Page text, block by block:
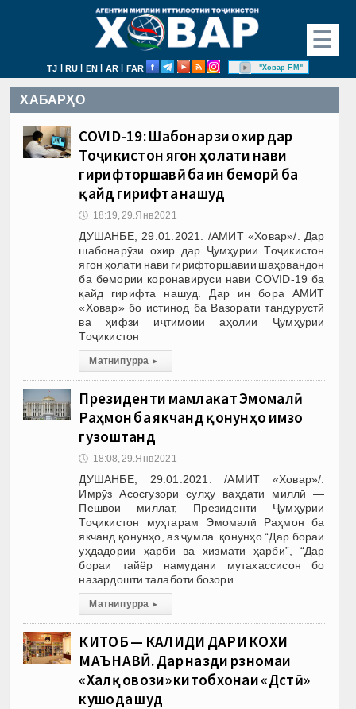
☰
TJ | RU | EN | AR | FAR "Ховар FM"
ХАБАРҲО
COVID-19: Шабонарӯзи охир дар
Тоҷикистон ягон ҳолати нави
гирифторшавӣ ба ин беморӣ ба
қайд гирифта нашуд
🕔 18:19, 29.Янв 2021
ДУШАНБЕ, 29.01.2021. /АМИТ «Ховар»/. Дар
шабонарӯзи охир дар Ҷумҳурии Тоҷикистон
ягон ҳолати нави гирифторшавии шаҳрвандон
ба бемории коронавируси нави COVID-19 ба
қайд гирифта нашуд. Дар ин бора АМИТ
«Ховар» бо истинод ба Вазорати тандурустӣ
ва ҳифзи иҷтимоии аҳолии Ҷумҳурии
Тоҷикистон
Матни пурра ▸
Президенти мамлакат Эмомалӣ
Раҳмон ба якчанд қонунҳо имзо
гузоштанд
🕔 18:08, 29.Янв 2021
ДУШАНБЕ, 29.01.2021. /АМИТ «Ховар»/.
Имрӯз Асосгузори сулҳу ваҳдати миллӣ —
Пешвои миллат, Президенти Ҷумҳурии
Тоҷикистон муҳтарам Эмомалӣ Раҳмон ба
якчанд қонунҳо, аз ҷумла қонунҳо “Дар бораи
уҳдадории ҳарбӣ ва хизмати ҳарбӣ”, “Дар
бораи тайёр намудани мутахассисон бо
назардошти талаботи бозори
Матни пурра ▸
КИТОБ — КАЛИДИ ДАРИ КОХИ
МАЪНАВӢ. Дар назди рӯзномаи
«Халқ овози» китобхонаи «Дӯстӣ»
кушода шуд